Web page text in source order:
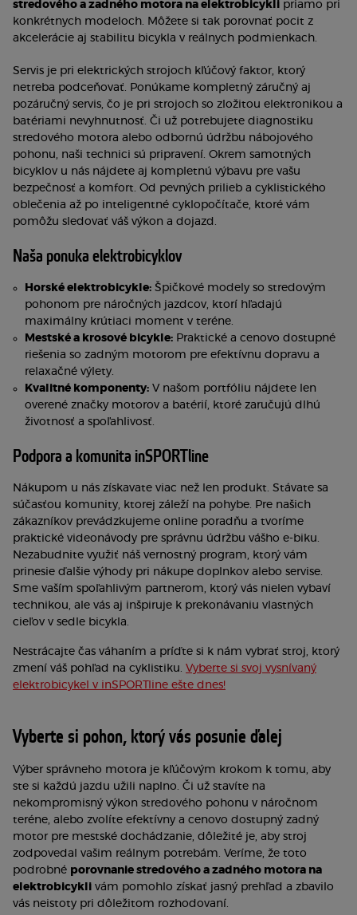
stredového a zadného motora na elektrobicykli priamo pri
konkrétnych modeloch. Môžete si tak porovnať pocit z
akcelerácie aj stabilitu bicykla v reálnych podmienkach.
Servis je pri elektrických strojoch kľúčový faktor, ktorý
netreba podceňovať. Ponúkame kompletný záručný aj
pozáručný servis, čo je pri strojoch so zložitou elektronikou a
batériami nevyhnutnosť. Či už potrebujete diagnostiku
stredového motora alebo odbornú údržbu nábojového
pohonu, naši technici sú pripravení. Okrem samotných
bicyklov u nás nájdete aj kompletnú výbavu pre vašu
bezpečnosť a komfort. Od pevných prilieb a cyklistického
oblečenia až po inteligentné cyklopočítače, ktoré vám
pomôžu sledovať váš výkon a dojazd.
Naša ponuka elektrobicyklov
Horské elektrobicykle: Špičkové modely so stredovým
pohonom pre náročných jazdcov, ktorí hľadajú
maximálny krútiaci moment v teréne.
Mestské a krosové bicykle: Praktické a cenovo dostupné
riešenia so zadným motorom pre efektívnu dopravu a
relaxačné výlety.
Kvalitné komponenty: V našom portfóliu nájdete len
overené značky motorov a batérií, ktoré zaručujú dlhú
životnosť a spoľahlivosť.
Podpora a komunita inSPORTline
Nákupom u nás získavate viac než len produkt. Stávate sa
súčasťou komunity, ktorej záleží na pohybe. Pre našich
zákazníkov prevádzkujeme online poradňu a tvoríme
praktické videonávody pre správnu údržbu vášho e-biku.
Nezabudnite využiť náš vernostný program, ktorý vám
prinesie ďalšie výhody pri nákupe doplnkov alebo servise.
Sme vaším spoľahlivým partnerom, ktorý vás nielen vybaví
technikou, ale vás aj inšpiruje k prekonávaniu vlastných
cieľov v sedle bicykla.
Nestrácajte čas váhaním a príďte si k nám vybrať stroj, ktorý
zmení váš pohľad na cyklistiku. Vyberte si svoj vysnívaný
elektrobicykel v inSPORTline ešte dnes!
Vyberte si pohon, ktorý vás posunie ďalej
Výber správneho motora je kľúčovým krokom k tomu, aby
ste si každú jazdu užili naplno. Či už stavíte na
nekompromisný výkon stredového pohonu v náročnom
teréne, alebo zvolíte efektívny a cenovo dostupný zadný
motor pre mestské dochádzanie, dôležité je, aby stroj
zodpovedal vašim reálnym potrebám. Veríme, že toto
podrobné porovnanie stredového a zadného motora na
elektrobicykli vám pomohlo získať jasný prehľad a zbavilo
vás neistoty pri dôležitom rozhodovaní.